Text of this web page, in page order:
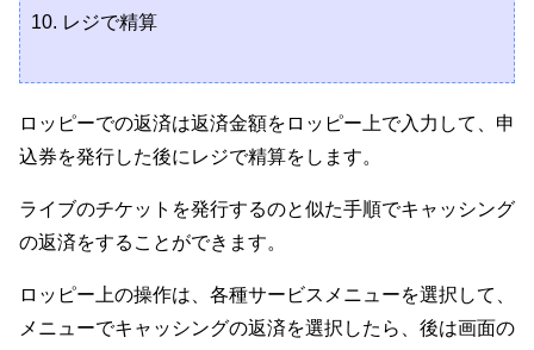
レジで精算
ロッピーでの返済は返済金額をロッピー上で入力して、申
込券を発行した後にレジで精算をします。
ライブのチケットを発行するのと似た手順でキャッシング
の返済をすることができます。
ロッピー上の操作は、各種サービスメニューを選択して、
メニューでキャッシングの返済を選択したら、後は画面の